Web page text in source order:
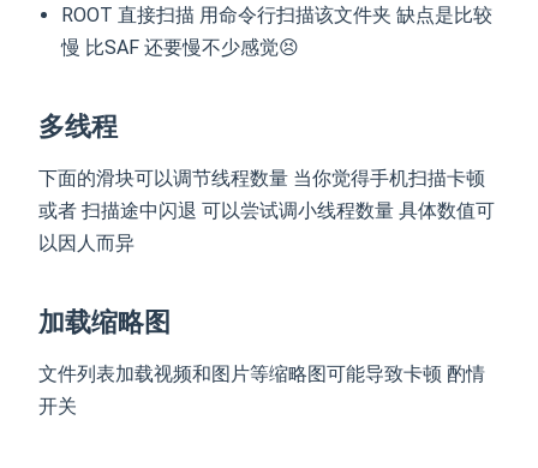
ROOT 直接扫描 用命令行扫描该文件夹 缺点是比较
慢 比SAF 还要慢不少感觉😣
多线程
下面的滑块可以调节线程数量 当你觉得手机扫描卡顿
或者 扫描途中闪退 可以尝试调小线程数量 具体数值可
以因人而异
加载缩略图
文件列表加载视频和图片等缩略图可能导致卡顿 酌情
开关